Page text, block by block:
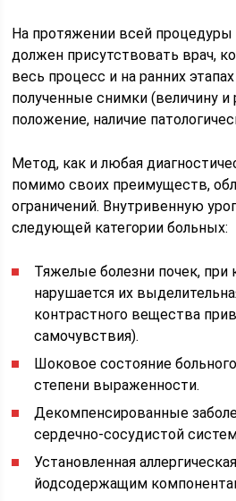
На протяжении всей
должен присутствовать врач,
весь процесс и на ранних
полученные снимки (величину и
положение, наличие
Метод, как и любая
помимо своих преимуществ,
ограничений. Внутривенную
следующей категории больных:
Тяжелые болезни почек, при
нарушается их
контрастного вещества
самочувствия).
Шоковое состояние
степени выраженности.
Декомпенсированные
сердечно-сосудистой
Установленная
йодсодержащим